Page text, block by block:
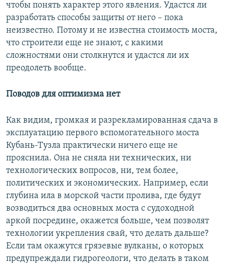
чтобы понять характер этого явления. Удастся ли
разработать способы защиты от него – пока
неизвестно. Потому и не известна стоимость моста,
что строители еще не знают, с какими
сложностями они столкнутся и удастся ли их
преодолеть вообще.
Поводов для оптимизма нет
Как видим, громкая и разрекламированная сдача в
эксплуатацию первого вспомогательного моста
Кубань-Тузла практически ничего еще не
прояснила. Она не сняла ни технических, ни
технологических вопросов, ни, тем более,
политических и экономических. Например, если
глубина ила в морской части пролива, где будут
возводиться два основных моста с судоходной
аркой посредине, окажется больше, чем позволят
технологии укрепления свай, что делать дальше?
Если там окажутся грязевые вулканы, о которых
предупреждали гидрогеологи, что делать в таком